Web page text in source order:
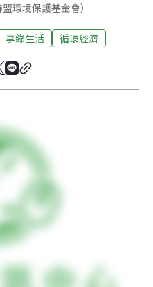
環境保護基金會）
享綠生活 循環經濟